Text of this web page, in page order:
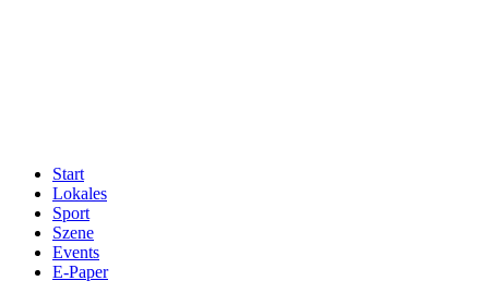
Start
Lokales
Sport
Szene
Events
E-Paper